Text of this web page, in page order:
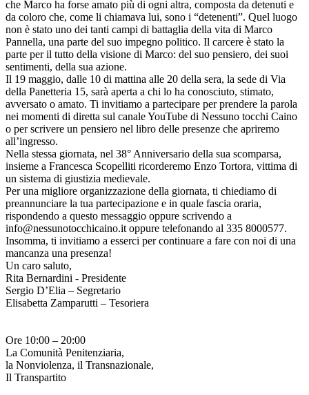
che Marco ha forse amato più di ogni altra, composta da detenuti e
da coloro che, come li chiamava lui, sono i “detenenti”. Quel luogo
non è stato uno dei tanti campi di battaglia della vita di Marco
Pannella, una parte del suo impegno politico. Il carcere è stato la
parte per il tutto della visione di Marco: del suo pensiero, dei suoi
sentimenti, della sua azione.
Il 19 maggio, dalle 10 di mattina alle 20 della sera, la sede di Via
della Panetteria 15, sarà aperta a chi lo ha conosciuto, stimato,
avversato o amato. Ti invitiamo a partecipare per prendere la parola
nei momenti di diretta sul canale YouTube di Nessuno tocchi Caino
o per scrivere un pensiero nel libro delle presenze che apriremo
all’ingresso.
Nella stessa giornata, nel 38° Anniversario della sua scomparsa,
insieme a Francesca Scopelliti ricorderemo Enzo Tortora, vittima di
un sistema di giustizia medievale.
Per una migliore organizzazione della giornata, ti chiediamo di
preannunciare la tua partecipazione e in quale fascia oraria,
rispondendo a questo messaggio oppure scrivendo a
info@nessunotocchicaino.it oppure telefonando al 335 8000577.
Insomma, ti invitiamo a esserci per continuare a fare con noi di una
mancanza una presenza!
Un caro saluto,
Rita Bernardini - Presidente
Sergio D’Elia – Segretario
Elisabetta Zamparutti – Tesoriera
Ore 10:00 – 20:00
La Comunità Penitenziaria,
la Nonviolenza, il Transnazionale,
Il Transpartito